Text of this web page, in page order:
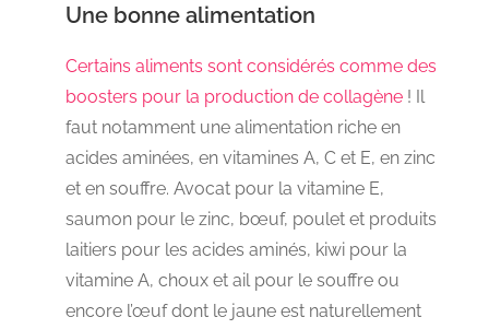
Une bonne alimentation
Certains aliments sont considérés comme des
boosters pour la production de collagène ! Il
faut notamment une alimentation riche en
acides aminées, en vitamines A, C et E, en zinc
et en souffre. Avocat pour la vitamine E,
saumon pour le zinc, bœuf, poulet et produits
laitiers pour les acides aminés, kiwi pour la
vitamine A, choux et ail pour le souffre ou
encore l’œuf dont le jaune est naturellement